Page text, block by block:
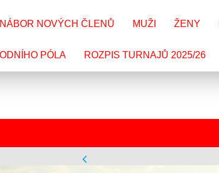
NÁBOR NOVÝCH ČLENŮ MUŽI ŽENY
PÓLA ROZPIS TURNAJŮ 2025/26